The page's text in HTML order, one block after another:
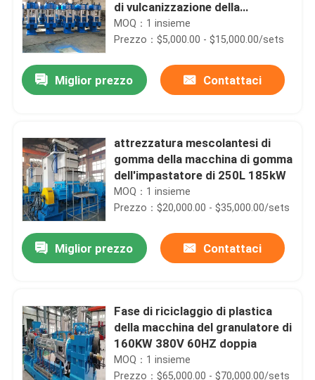
di vulcanizzazione della
macchina
MOQ：1 insieme
Prezzo：$5,000.00 - $15,000.00/sets
Miglior prezzo Contattaci
attrezzatura mescolantesi di
gomma della macchina di gomma
dell'impastatore di 250L 185kW
MOQ：1 insieme
Prezzo：$20,000.00 - $35,000.00/sets
Miglior prezzo Contattaci
Fase di riciclaggio di plastica
della macchina del granulatore di
160KW 380V 60HZ doppia
MOQ：1 insieme
Prezzo：$65,000.00 - $70,000.00/sets